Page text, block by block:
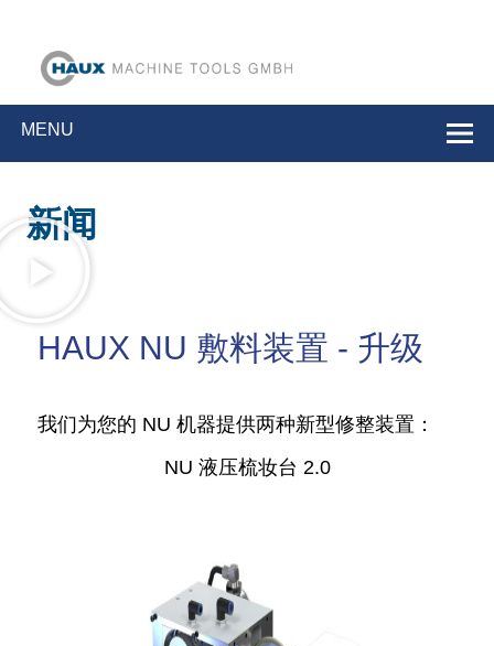
豪克斯机床有限
高速工具磨床
MENU
新闻
HAUX NU 敷料装置 - 升级
我们为您的 NU 机器提供两种新型修整装置：
NU 液压梳妆台 2.0